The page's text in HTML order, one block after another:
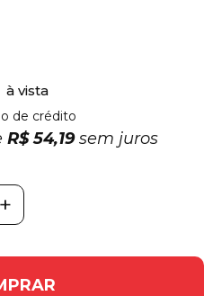
de crédito
R$ 54,19sem juros
+